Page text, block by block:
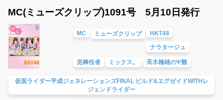
MC(ミューズクリップ)1091号 5月10日発行
MC ミューズクリップ
HKT48
ナラタージュ
泥棒役者 ミックス。 斉木楠雄のΨ難
仮面ライダー平成ジェネレーションズFINAL ビルド&エグゼイドWITHレ
ジェンドライダー